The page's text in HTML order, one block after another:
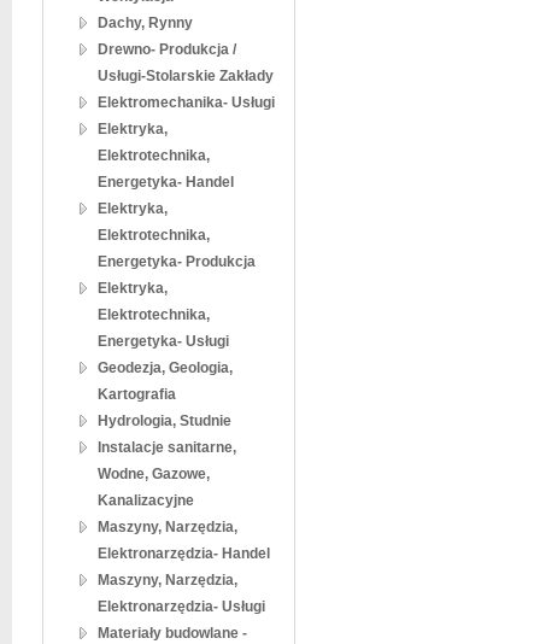
Dachy, Rynny
Drewno- Produkcja /
Usługi-Stolarskie Zakłady
Elektromechanika- Usługi
Elektryka,
Elektrotechnika,
Energetyka- Handel
Elektryka,
Elektrotechnika,
Energetyka- Produkcja
Elektryka,
Elektrotechnika,
Energetyka- Usługi
Geodezja, Geologia,
Kartografia
Hydrologia, Studnie
Instalacje sanitarne,
Wodne, Gazowe,
Kanalizacyjne
Maszyny, Narzędzia,
Elektronarzędzia- Handel
Maszyny, Narzędzia,
Elektronarzędzia- Usługi
Materiały budowlane -